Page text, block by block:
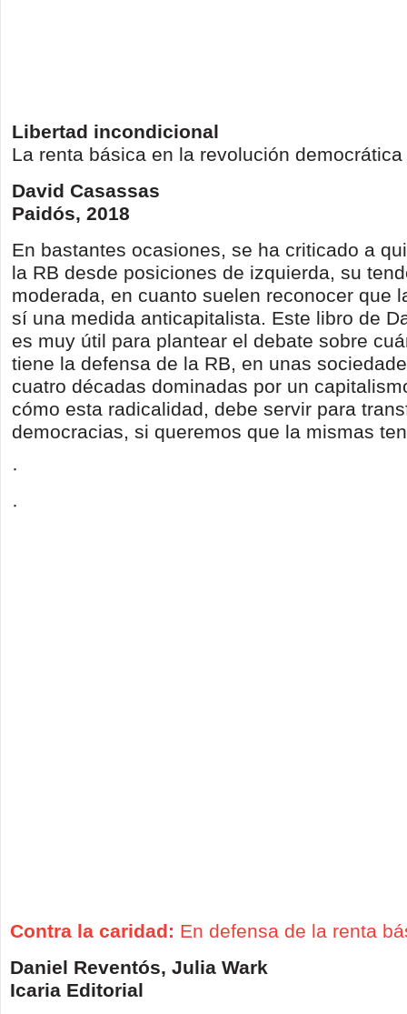
Libertad incondicional
La renta básica en la revolución democrática
David Casassas
Paidós, 2018
En bastantes ocasiones, se ha criticado a
la RB desde posiciones de izquierda, su
moderada, en cuanto suelen reconocer que
sí una medida anticapitalista. Este libro de
es muy útil para plantear el debate sobre
tiene la defensa de la RB, en unas
cuatro décadas dominadas por un
cómo esta radicalidad, debe servir para
democracias, si queremos que la mismas
·
·
Contra la caridad: En defensa de la renta
Daniel Reventós, Julia Wark
Icaria Editorial